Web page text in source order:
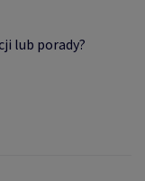
lub porady?